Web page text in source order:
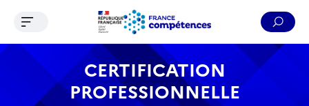
Contenu Recherche Menu Pied de page
Ouvrir le menu de navigation
CERTIFICATION
PROFESSIONNELLE